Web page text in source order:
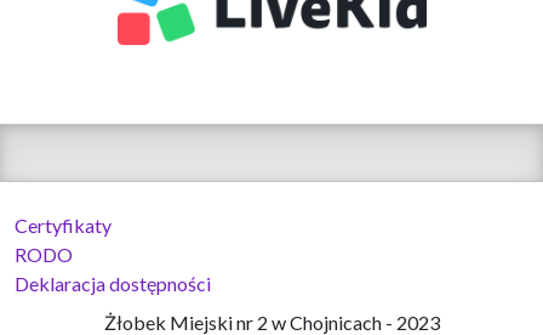
Certyfikaty
RODO
Deklaracja dostępności
Żłobek Miejski nr 2 w Chojnicach - 2023